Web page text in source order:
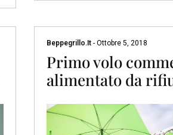
Beppegrillo.it -Ottobre 5, 2018
Primo volo
alimentato da